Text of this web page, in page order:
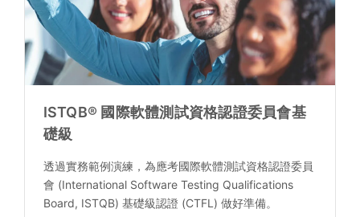
ISTQB® 國際軟體測試資格認證委員會基
礎級
透過實務範例演練，為應考國際軟體測試資格認證委員
會 (International Software Testing Qualifications
Board, ISTQB) 基礎級認證 (CTFL) 做好準備。